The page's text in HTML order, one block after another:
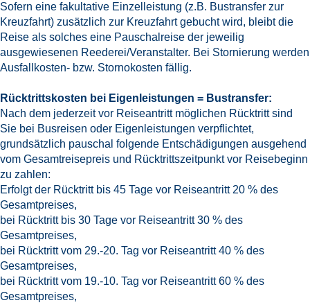
Sofern eine fakultative Einzelleistung (z.B. Bustransfer zur
Kreuzfahrt) zusätzlich zur Kreuzfahrt gebucht wird, bleibt die
Reise als solches eine Pauschalreise der jeweilig
ausgewiesenen Reederei/Veranstalter. Bei Stornierung werden
Ausfallkosten- bzw. Stornokosten fällig.
Rücktrittskosten bei Eigenleistungen = Bustransfer:
Nach dem jederzeit vor Reiseantritt möglichen Rücktritt sind
Sie bei Busreisen oder Eigenleistungen verpflichtet,
grundsätzlich pauschal folgende Entschädigungen ausgehend
vom Gesamtreisepreis und Rücktrittszeitpunkt vor Reisebeginn
zu zahlen:
Erfolgt der Rücktritt bis 45 Tage vor Reiseantritt 20 % des
Gesamtpreises,
bei Rücktritt bis 30 Tage vor Reiseantritt 30 % des
Gesamtpreises,
bei Rücktritt vom 29.-20. Tag vor Reiseantritt 40 % des
Gesamtpreises,
bei Rücktritt vom 19.-10. Tag vor Reiseantritt 60 % des
Gesamtpreises,